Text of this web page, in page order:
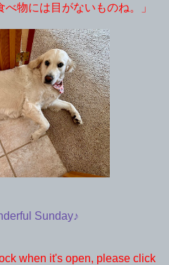
物には目がないものね。」
Sunday♪
when it's open, please click